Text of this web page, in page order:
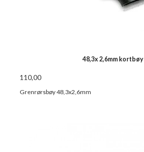
48,3x 2,6mm kortbøy
110,00
Grenrørsbøy 48,3x2,6mm